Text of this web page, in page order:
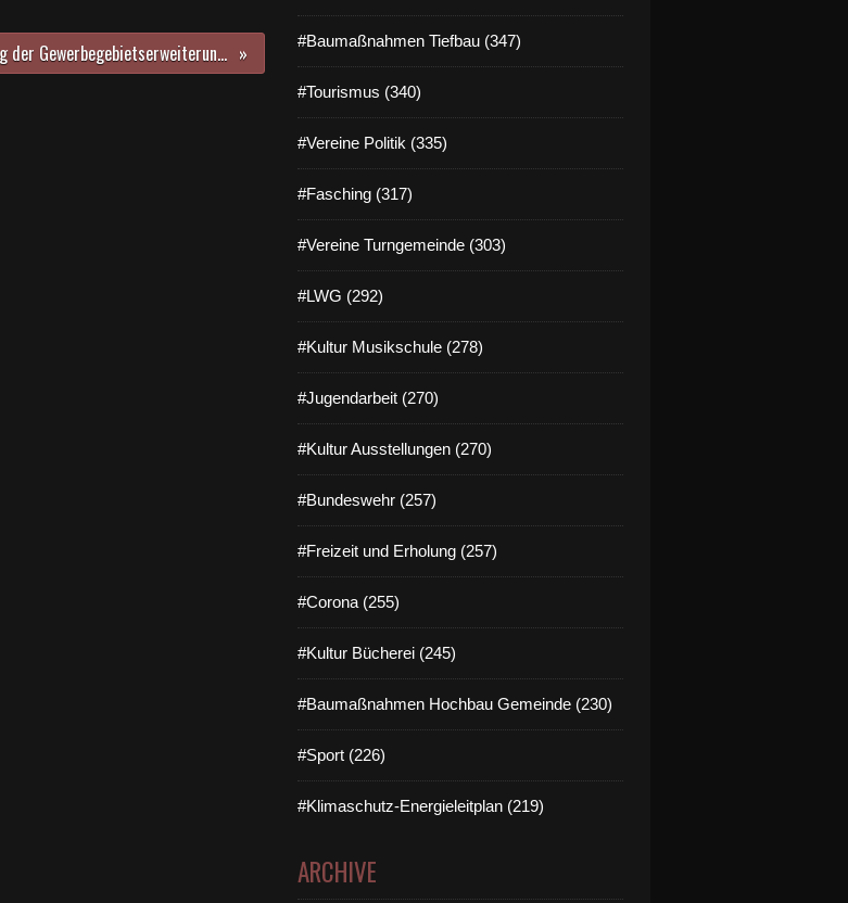
Erschließung der Gewerbegebietserweiterung schreitet voran - Noch sechs Baugrundstücke zu haben - Sachstand laut Info-Gang der Gemeinde 2015 - Teil 2 #Baumaßnahmen Tiefbau (347)
#Tourismus (340)
#Vereine Politik (335)
#Fasching (317)
#Vereine Turngemeinde (303)
#LWG (292)
#Kultur Musikschule (278)
#Jugendarbeit (270)
#Kultur Ausstellungen (270)
#Bundeswehr (257)
#Freizeit und Erholung (257)
#Corona (255)
#Kultur Bücherei (245)
#Baumaßnahmen Hochbau Gemeinde (230)
#Sport (226)
#Klimaschutz-Energieleitplan (219)
ARCHIVE